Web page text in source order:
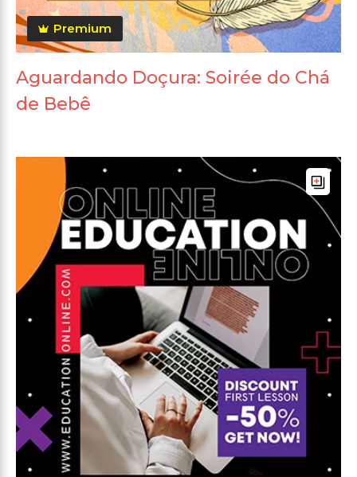
Premium
Aguardando Doçura: Soirée do Chá
de Bebê